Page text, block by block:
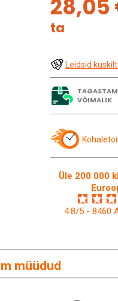
28,05
ta
Leidsid
VÕIMALIK
Üle 200 000
4.8/5 - 8460
müüdud